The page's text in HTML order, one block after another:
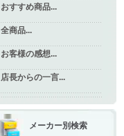
おすすめ商品...
全商品...
お客様の感想...
店長からの一言...
メーカー別検索